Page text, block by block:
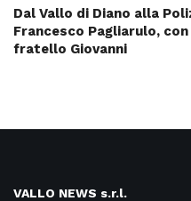
Dal Vallo di Diano alla
Francesco Pagliarulo,
fratello Giovanni
VALLO NEWS s.r.l.